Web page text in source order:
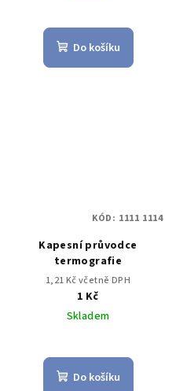
Do košíku
Kapesní průvodce
termografie
1,21 Kč včetně DPH
1 Kč
Skladem
Do košíku
KÓD: 1111 1114